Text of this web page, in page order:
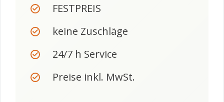
FESTPREIS
keine Zuschläge
24/7 h Service
Preise inkl. MwSt.